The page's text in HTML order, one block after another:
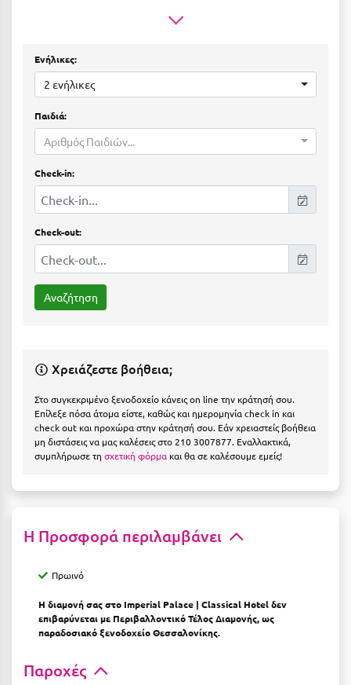
Ελούντα Κρήτης
Ερέτρια
Ερμιόνη
Εύβοια
Ευρυτανία
Ζαγοροχώρια
Ζάκυνθος
Ηράκλειο
Θάσος
Ιεράπετρα
Ιθάκη
Ικαρία
Ιωάννινα
Ενήλικες:
2 ενήλικες
Παιδιά:
Αριθμός Παιδιών...
Check-in:
Check-out:
Χρειάζεστε βοήθεια;
Στο συγκεκριμένο ξενοδοχείο κάνεις on line την κράτησή σου.
Επίλεξε πόσα άτομα είστε, καθώς και ημερομηνία check in και
check out και προχώρα στην κράτησή σου. Εάν χρειαστείς βοήθεια
μη διστάσεις να μας καλέσεις στο 210 3007877. Εναλλακτικά,
συμπλήρωσε τη σχετική φόρμα και θα σε καλέσουμε εμείς!
Η Προσφορά περιλαμβάνει
Πρωινό
Η διαμονή σας στο Imperial Palace | Classical Hotel δεν
επιβαρύνεται με Περιβαλλοντικό Τέλος Διαμονής, ως
παραδοσιακό ξενοδοχείο Θεσσαλονίκης.
Παροχές